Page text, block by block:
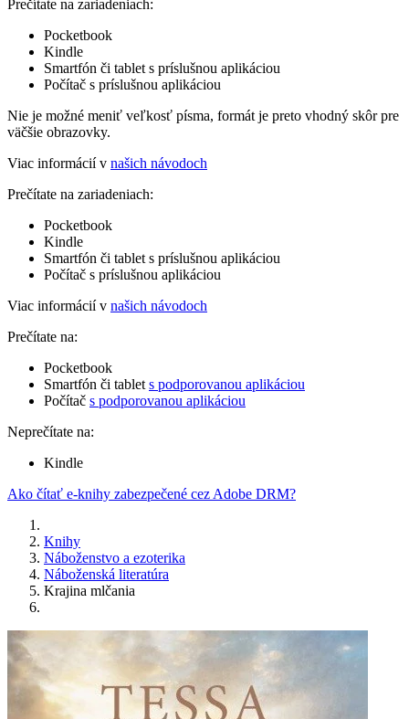
Prečítate na zariadeniach:
Pocketbook
Kindle
Smartfón či tablet s príslušnou aplikáciou
Počítač s príslušnou aplikáciou
Nie je možné meniť veľkosť písma, formát je preto vhodný skôr pre
väčšie obrazovky.
Viac informácií v našich návodoch
Prečítate na zariadeniach:
Pocketbook
Kindle
Smartfón či tablet s príslušnou aplikáciou
Počítač s príslušnou aplikáciou
Viac informácií v našich návodoch
Prečítate na:
Pocketbook
Smartfón či tablet s podporovanou aplikáciou
Počítač s podporovanou aplikáciou
Neprečítate na:
Kindle
Ako čítať e-knihy zabezpečené cez Adobe DRM?
Knihy
Náboženstvo a ezoterika
Náboženská literatúra
Krajina mlčania